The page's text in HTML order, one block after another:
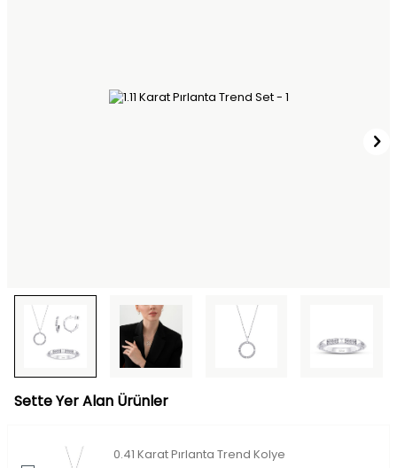
Sette Yer Alan Ürünler
0.41 Karat Pırlanta Trend Kolye